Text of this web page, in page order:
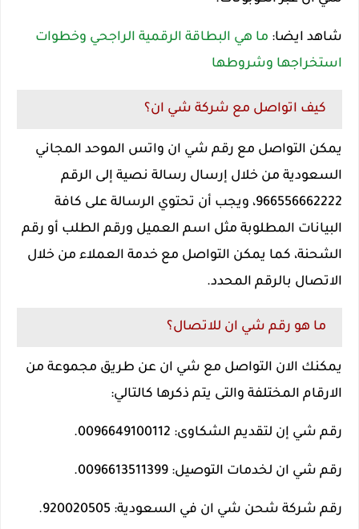
شاهد ايضا: ما هي البطاقة الرقمية الراجحي وخطوات
استخراجها وشروطها
كيف اتواصل مع شركة شي ان؟
يمكن التواصل مع رقم شي ان واتس الموحد المجاني
السعودية من خلال إرسال رسالة نصية إلى الرقم
966556662222، ويجب أن تحتوي الرسالة على كافة
البيانات المطلوبة مثل اسم العميل ورقم الطلب أو رقم
الشحنة، كما يمكن التواصل مع خدمة العملاء من خلال
الاتصال بالرقم المحدد.
ما هو رقم شي ان للاتصال؟
يمكنك الان التواصل مع شي ان عن طريق مجموعة من
الارقام المختلفة والتى يتم ذكرها كالتالي:
رقم شي إن لتقديم الشكاوى: 0096649100112.
رقم شي ان لخدمات التوصيل: 0096613511399.
رقم شركة شحن شي ان في السعودية: 920020505.